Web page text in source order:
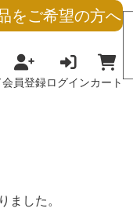
をご希望の方へ
会員登録ログインカート
した。